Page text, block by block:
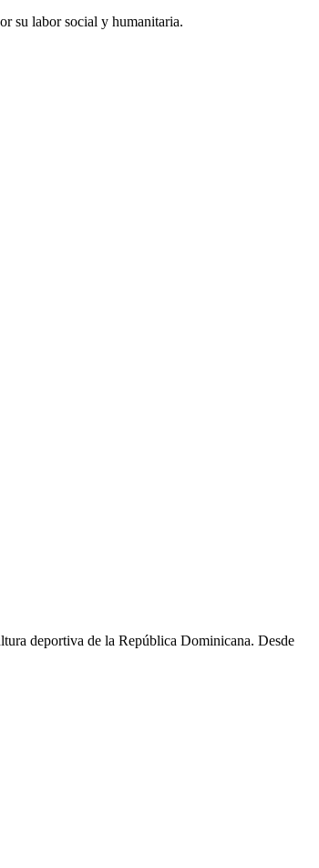
su labor social y humanitaria.
deportiva de la República Dominicana. Desde